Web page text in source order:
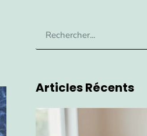
Articles Récents